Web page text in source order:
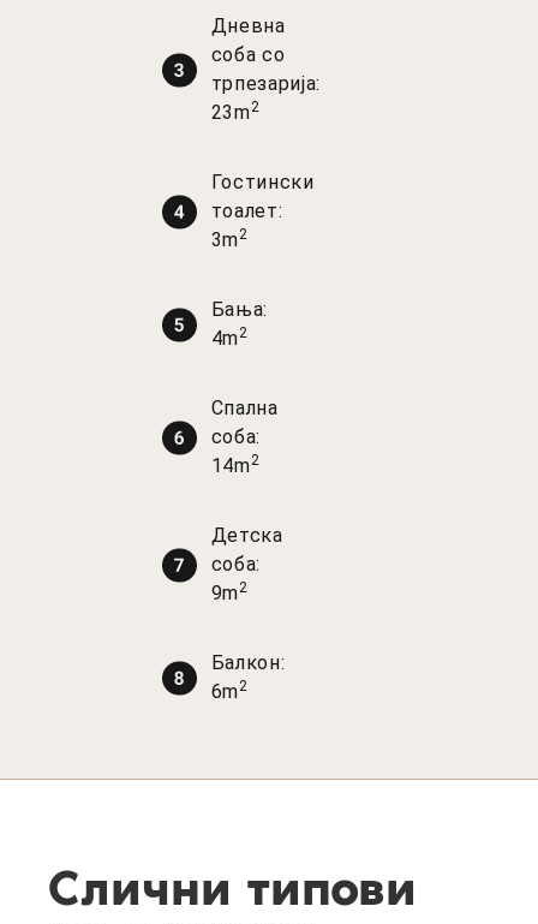
Дневна
соба со
трпезарија:
23m2
Гостински
тоалет:
3m2
Бања:
4m2
Спална
соба:
14m2
Детска
соба:
9m2
Балкон:
6m2
Слични типови